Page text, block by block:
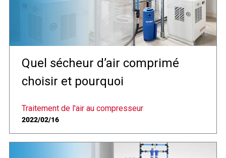
Quel sécheur d’air comprimé
choisir et pourquoi
Traitement de l'air au compresseur
2022/02/16